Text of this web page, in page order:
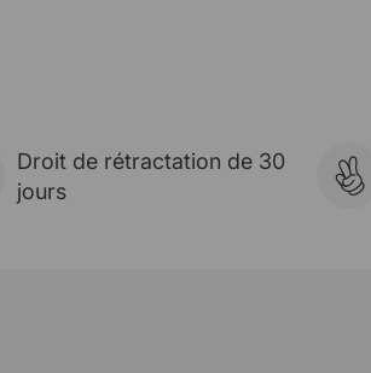
Droit de rétractation de 30
jours